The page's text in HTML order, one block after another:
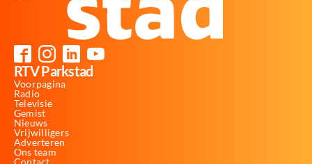
RTV Parkstad
Voorpagina
Radio
Televisie
Gemist
Nieuws
Vrijwilligers
Adverteren
Ons team
Contact